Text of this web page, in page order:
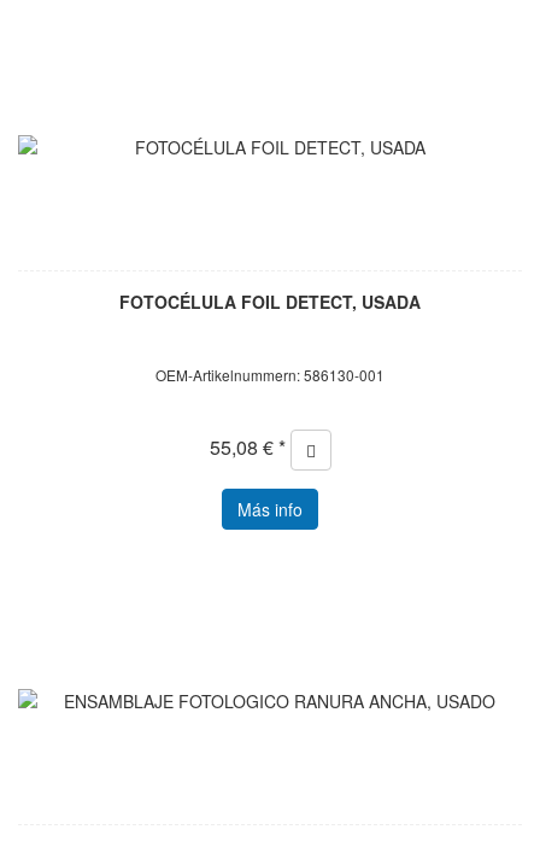
FOTOCÉLULA FOIL DETECT, USADA
OEM-Artikelnummern: 586130-001
55,08 € *
Más info